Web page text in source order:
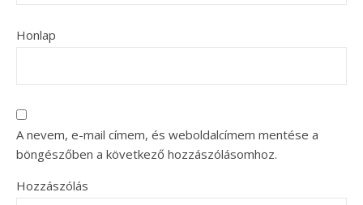
Honlap
A nevem, e-mail címem, és weboldalcímem mentése a
böngészőben a következő hozzászólásomhoz.
Hozzászólás